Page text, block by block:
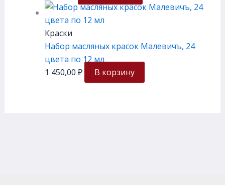
Краски
Набор масляных красок Малевичъ, 24
цвета по 12 мл
1 450,00 ₽ В корзину